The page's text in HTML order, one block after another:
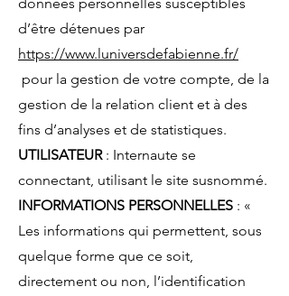
d’être détenues par
https://www.luniversdefabienne.fr/
pour la gestion de votre compte, de la
gestion de la relation client et à des
fins d’analyses et de statistiques.
UTILISATEUR : Internaute se
connectant, utilisant le site susnommé.
INFORMATIONS PERSONNELLES : «
Les informations qui permettent, sous
quelque forme que ce soit,
directement ou non, l’identification